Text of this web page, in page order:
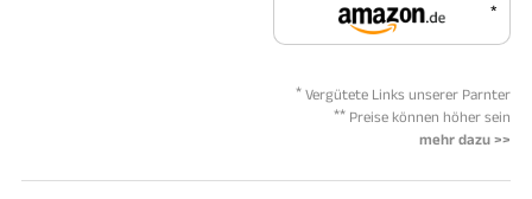
*
* Vergütete Links unserer Parnter
** Preise können höher sein
mehr dazu >>